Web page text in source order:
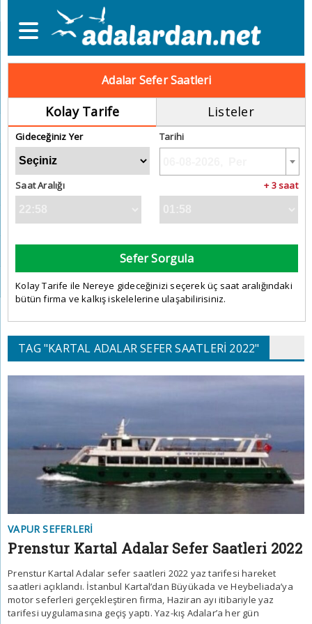
Adalar Sefer Saatleri
Kolay Tarife Listeler
Gideceğiniz Yer Tarihi
Saat Aralığı + 3 saat
Sefer Sorgula
Kolay Tarife ile Nereye gideceğinizi seçerek üç saat aralığındaki
bütün firma ve kalkış iskelelerine ulaşabilirisiniz.
TAG "KARTAL ADALAR SEFER SAATLERI 2022"
VAPUR SEFERLERI
Prenstur Kartal Adalar Sefer Saatleri 2022
Prenstur Kartal Adalar sefer saatleri 2022 yaz tarifesi hareket
saatleri açıklandı. İstanbul Kartal’dan Büyükada ve Heybeliada’ya
motor seferleri gerçekleştiren firma, Haziran ayı itibariyle yaz
tarifesi uygulamasına geçiş yaptı. Yaz-kış Adalar’a her gün